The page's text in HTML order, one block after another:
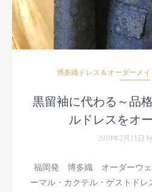
博多織ドレス＆オーダーメイ
黒留袖に代わる～品
ルドレスをオ
2019年2月11日
福岡発 博多織 オーダーウェ
ーマル・カクテル・ゲストド